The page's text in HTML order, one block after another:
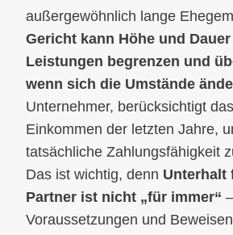
außergewöhnlich lange
Gericht kann Höhe und
Leistungen begrenzen und
wenn sich die Umstände
Unternehmer, berücksichtigt
Einkommen der letzten Jahre,
tatsächliche Zahlungsfähigkeit
Das ist wichtig, denn Unterhalt
Partner ist nicht „für immer“
Voraussetzungen und